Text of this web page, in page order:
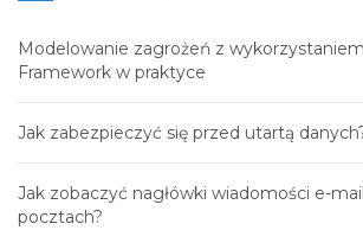
Modelowanie zagrożeń z
Framework w praktyce
Jak zabezpieczyć się przed utartą
Jak zobaczyć nagłówki wiadomości e-
pocztach?